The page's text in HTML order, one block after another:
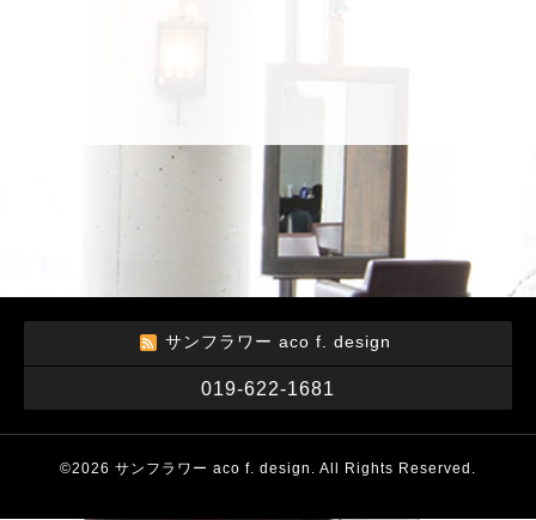
サンフラワー aco f. design
019-622-1681
©2026 サンフラワー aco f. design . All Rights Reserved.